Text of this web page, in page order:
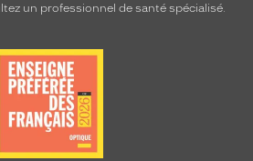
un professionnel de santé spécialisé.